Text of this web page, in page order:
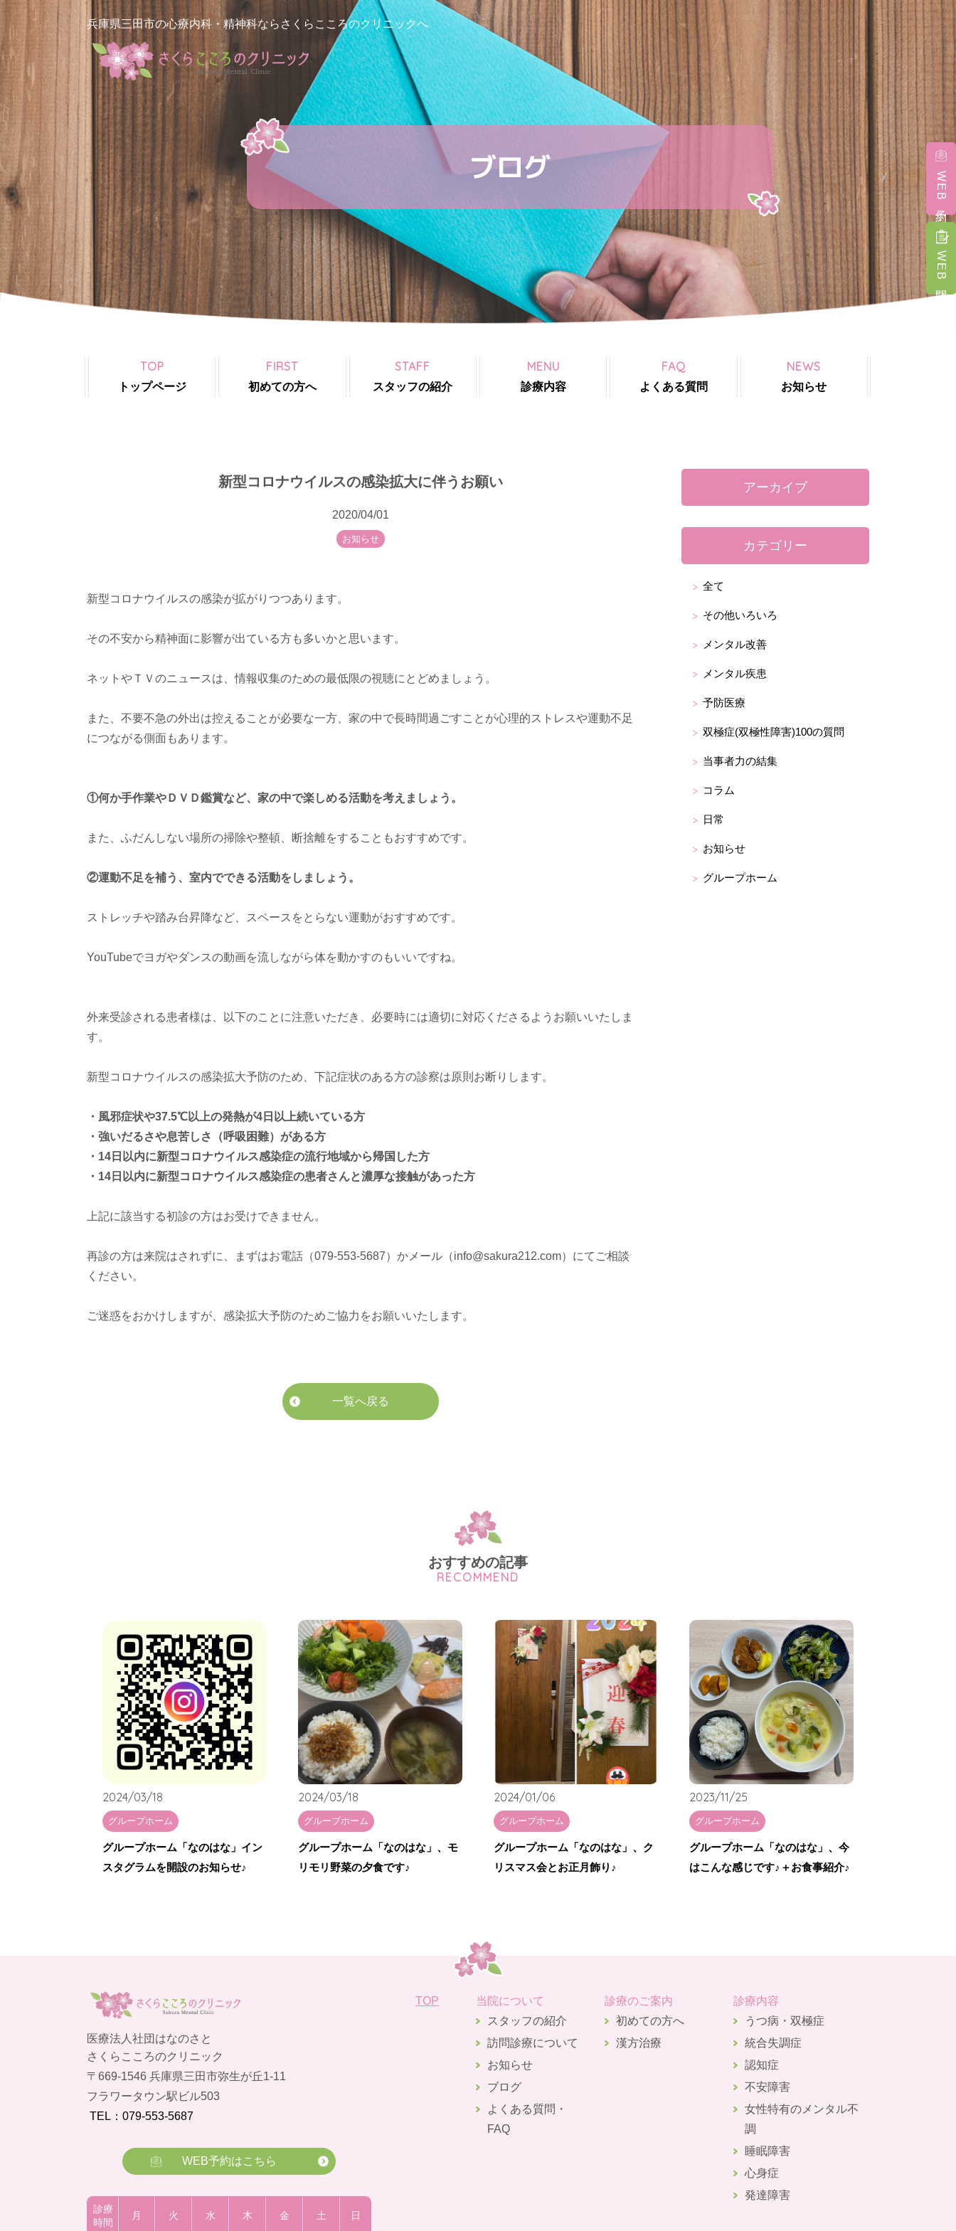
兵庫県三田市の心療内科・精神科ならさくらこころのクリニックへ
ブログ
TOP
トップページ
FIRST
初めての方へ
STAFF
スタッフの紹介
MENU
診療内容
FAQ
よくある質問
NEWS
お知らせ
WEB予約
WEB問診
新型コロナウイルスの感染拡大に伴うお願い
2020/04/01
お知らせ
新型コロナウイルスの感染が拡がりつつあります。
その不安から精神面に影響が出ている方も多いかと思います。
ネットやＴＶのニュースは、情報収集のための最低限の視聴にとどめましょう。
また、不要不急の外出は控えることが必要な一方、家の中で長時間過ごすことが心理的ストレスや運動不足
につながる側面もあります。
①何か手作業やＤＶＤ鑑賞など、家の中で楽しめる活動を考えましょう。
また、ふだんしない場所の掃除や整頓、断捨離をすることもおすすめです。
②運動不足を補う、室内でできる活動をしましょう。
ストレッチや踏み台昇降など、スペースをとらない運動がおすすめです。
YouTubeでヨガやダンスの動画を流しながら体を動かすのもいいですね。
外来受診される患者様は、以下のことに注意いただき、必要時には適切に対応くださるようお願いいたしま
す。
新型コロナウイルスの感染拡大予防のため、下記症状のある方の診察は原則お断りします。
・風邪症状や37.5℃以上の発熱が4日以上続いている方
・強いだるさや息苦しさ（呼吸困難）がある方
・14日以内に新型コロナウイルス感染症の流行地域から帰国した方
・14日以内に新型コロナウイルス感染症の患者さんと濃厚な接触があった方
上記に該当する初診の方はお受けできません。
再診の方は来院はされずに、まずはお電話（079-553-5687）かメール（info@sakura212.com）にてご相談
ください。
ご迷惑をおかけしますが、感染拡大予防のためご協力をお願いいたします。
一覧へ戻る
アーカイブ
カテゴリー
全て
その他いろいろ
メンタル改善
メンタル疾患
予防医療
双極症(双極性障害)100の質問
当事者力の結集
コラム
日常
お知らせ
グループホーム
おすすめの記事
RECOMMEND
2024/03/18
グループホーム
グループホーム「なのはな」イン
スタグラムを開設のお知らせ♪
2024/03/18
グループホーム
グループホーム「なのはな」、モ
リモリ野菜の夕食です♪
2024/01/06
グループホーム
グループホーム「なのはな」、ク
リスマス会とお正月飾り♪
2023/11/25
グループホーム
グループホーム「なのはな」、今
はこんな感じです♪＋お食事紹介♪
医療法人社団はなのさと
さくらこころのクリニック
〒669-1546 兵庫県三田市弥生が丘1-11
フラワータウン駅ビル503
TEL：079-553-5687
WEB予約はこちら
診療
時間
月 火 水 木 金 土 日
TOP
当院について
スタッフの紹介
訪問診療について
お知らせ
ブログ
よくある質問・
FAQ
診療のご案内
初めての方へ
漢方治療
診療内容
うつ病・双極症
統合失調症
認知症
不安障害
女性特有のメンタル不
調
睡眠障害
心身症
発達障害